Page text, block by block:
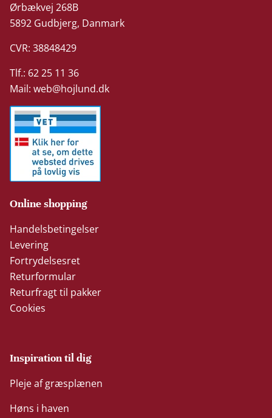
Ørbækvej 268B
5892 Gudbjerg, Danmark
CVR: 38848429
Tlf.: 62 25 11 36
Mail:web@hojlund.dk
Online shopping
Handelsbetingelser
Levering
Fortrydelsesret
Returformular
Returfragt til pakker
Cookies
Inspiration til dig
Pleje af græsplænen
Høns i haven